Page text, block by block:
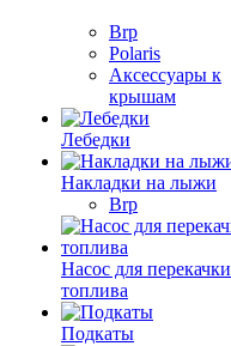
Brp
Polaris
Аксессуары к
крышам
Лебедки
Накладки на лыжи
Brp
Насос для перекачки
топлива
Подкаты